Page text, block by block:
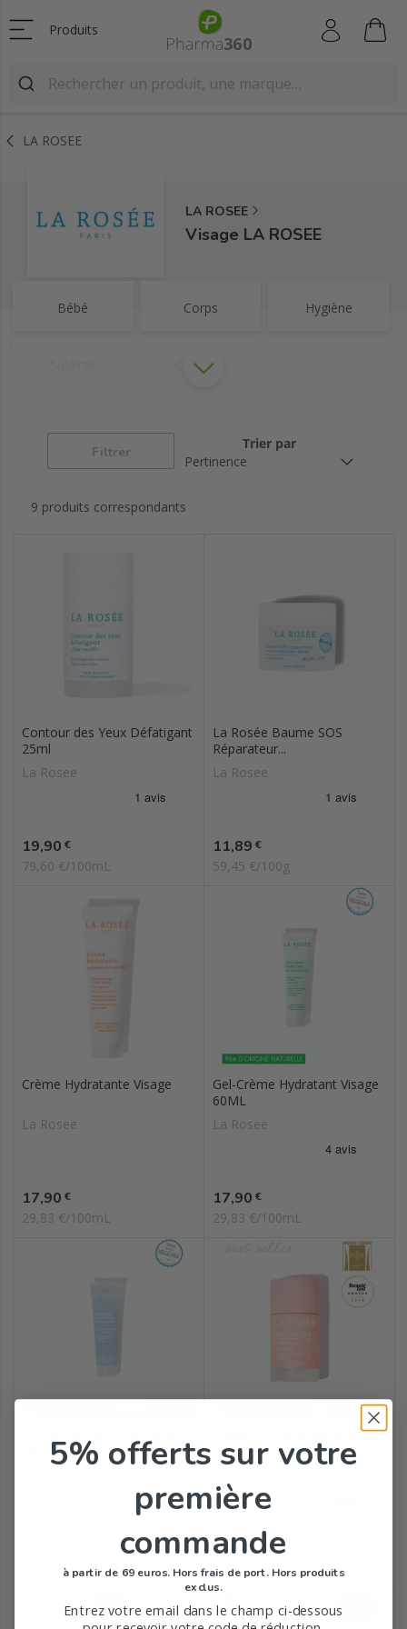
Produits
LA ROSEE
LA ROSEE
Visage LA ROSEE
Bébé Corps Hygiène
Cheveux
Filtrer
Trier par
9 produits correspondants
Contour des Yeux Défatigant
25ml
La Rosee
Prix
19,90 €
79,60 €/100mL
La Rosée Baume SOS
Réparateur...
La Rosee
Prix
11,89 €
59,45 €/100g
Crème Hydratante Visage
La Rosee
Prix
17,90 €
29,83 €/100mL
Gel-Crème Hydratant Visage
60ML
La Rosee
Prix
17,90 €
29,83 €/100mL
21,50 €/100mL
Masque En Stick Régénérant
3 En 1...
Prix
16,90€
22,53 €/100mL
5% offerts sur votre
première
commande
à partir de 69 euros. Hors frais de port. Hors produits
exclus.
Entrez votre email dans le champ ci-dessous